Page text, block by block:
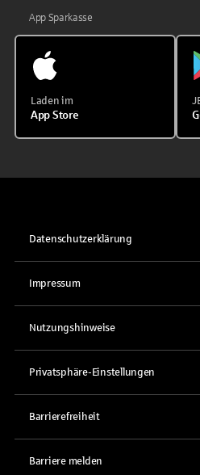
App Sparkasse
Laden im
App Store
Datenschutzerklärung
Impressum
Nutzungshinweise
Privatsphäre-Einstellungen
Barrierefreiheit
Barriere melden